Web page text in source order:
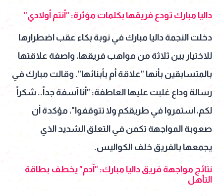
داليا مبارك تودع فريقها بكلمات مؤثرة: "أنتم أولادي"
دخلت النجمة داليا مبارك في نوبة بكاء عقب اضطرارها
للاختيار بين ثلاثة من مواهب فريقها، واصفة علاقتها
بالمتسابقين بأنها "علاقة أم بأبنائها". وقالت مبارك في
رسالة وداع غلبت عليها العاطفة: "أنا آسفة جداً.. شكراً
لكم، استمروا في طريقكم ولا تتوقفوا"، مؤكدة أن
صعوبة المواجهة تكمن في التعلق الشديد الذي
يجمعها بالفريق خلف الكواليس.
نتائج مواجهة فريق داليا مبارك: "آدم" يخطف بطاقة
التأهل